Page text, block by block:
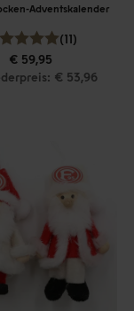
Adventskalender
(11)
€ 59,95
€ 53,96